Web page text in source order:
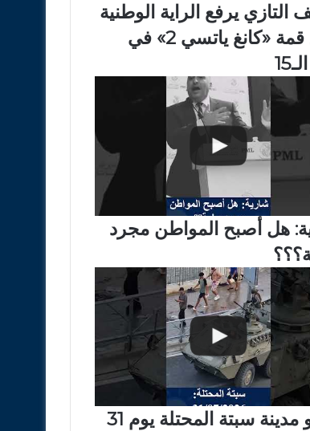
التازي يرفع الراية الوطنية
فوق قمة «كانغ ياتسي 2» في
هل أصبح المواطن مجرد
فيديو مدينة سبتة المحتلة يوم 31